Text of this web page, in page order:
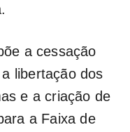
a cessação
libertação dos
e a criação de
a Faixa de